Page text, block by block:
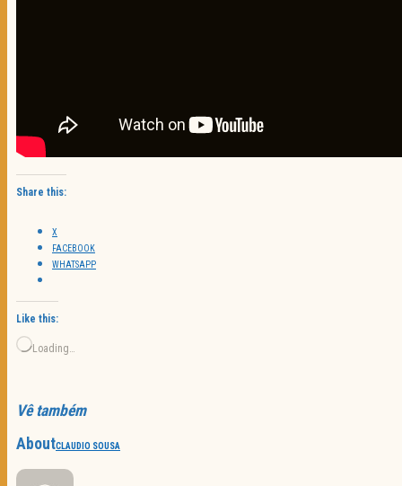
Share this:
X
FACEBOOK
WHATSAPP
Like this:
Loading…
Vê também
AboutCLAUDIO SOUSA